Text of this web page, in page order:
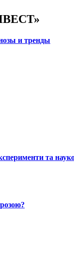
и тренды
та